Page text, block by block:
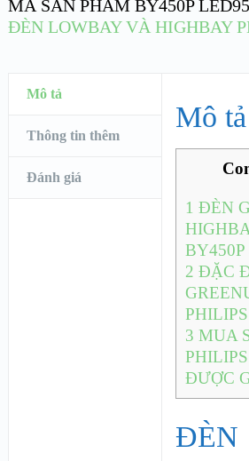
MÃ SẢN PHẨM BY450P
ĐÈN LOWBAY VÀ HIGHBAY
Mô tả
Thông tin thêm
Đánh giá
Mô tả
1 ĐÈN
BY450P
2 ĐẶC
3 MUA
ĐƯỢC
ĐÈN